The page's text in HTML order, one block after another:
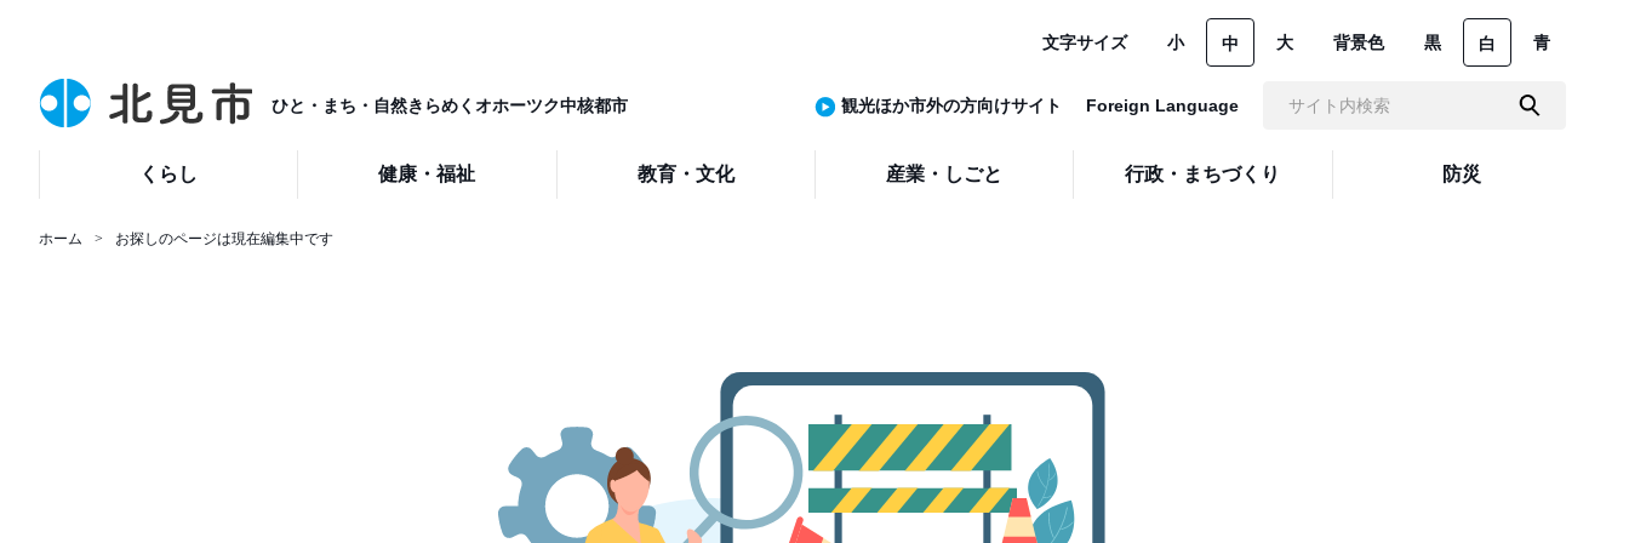
ひと・まち・自然きらめくオホーツク中核都市
くらし 健康・福祉 教育・文化 産業・しごと 行政・まちづくり 防災
文字サイズ 小 中 大 背景色 黒 白 青
観光ほか市外の方向けサイト Foreign Language
ホーム お探しのページは現在編集中です